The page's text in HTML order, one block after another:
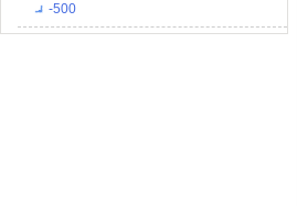
-500